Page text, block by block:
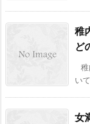
稚
ど
い
女